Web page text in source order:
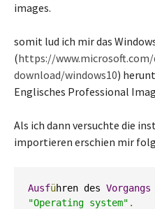
images.
somit lud ich mir das
(https://
download/windows10)
Englisches Professional
Als ich dann versuchte die
importieren erschien mir
Ausführen des Vorgangs
"Operating system" .